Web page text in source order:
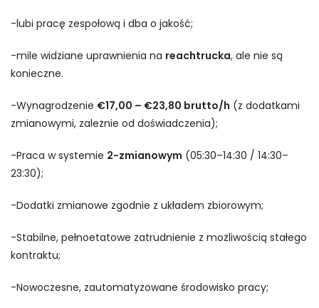
-lubi pracę zespołową i dba o jakość;
-mile widziane uprawnienia na reachtrucka, ale nie są
konieczne.
-Wynagrodzenie €17,00 – €23,80 brutto/h (z dodatkami
zmianowymi, zależnie od doświadczenia);
-Praca w systemie 2-zmianowym (05:30–14:30 / 14:30–
23:30);
-Dodatki zmianowe zgodnie z układem zbiorowym;
-Stabilne, pełnoetatowe zatrudnienie z możliwością stałego
kontraktu;
-Nowoczesne, zautomatyzowane środowisko pracy;